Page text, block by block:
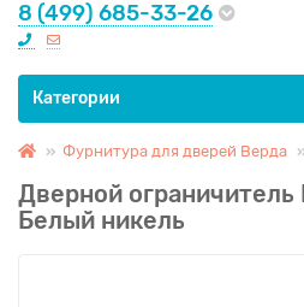
8 (499) 685-33-26
Все категории
Категории
Фурнитура для дверей Верда
Дверной ограничитель
Белый никель